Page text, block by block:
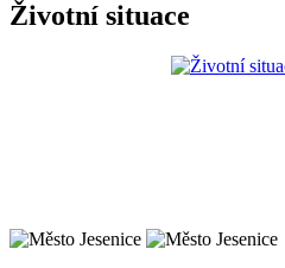
Životní situace